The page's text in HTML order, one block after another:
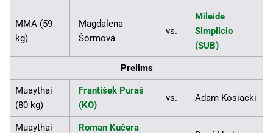
MMA (59
kg)
Magdalena
Šormová
vs.
Mileide
Simplicio
(SUB)
Prelims
Muaythai
(80 kg)
František Puraš
(KO)
vs. Adam Kosiacki
Muaythai
Roman Kučera